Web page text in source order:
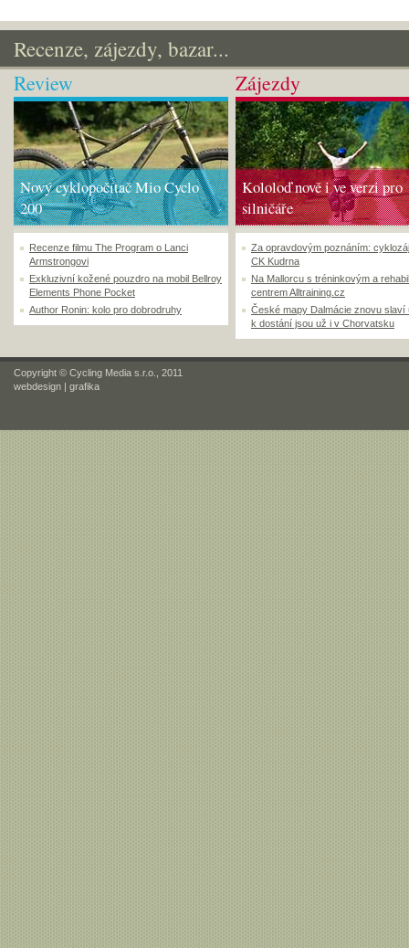
Recenze, zájezdy, bazar...
Review
Nový cyklopočítač Mio Cyclo
200
Recenze filmu The Program o Lanci
Armstrongovi
Exkluzivní kožené pouzdro na mobil Bellroy
Elements Phone Pocket
Author Ronin: kolo pro dobrodruhy
Zájezdy
Kololoď nově i ve verzi pro
silničáře
Za opravdovým poznáním:
CK Kudrna
Na Mallorcu s tréninkovým a
centrem Alltraining.cz
České mapy Dalmácie znovu slaví
k dostání jsou už i v Chorvatsku
Copyright © Cycling Media s.r.o., 2011
webdesign | grafika